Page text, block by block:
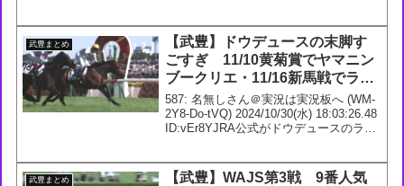
武豊まとめ
【武豊】ドウデュースの末脚す
ごすぎ 11/10黄菊賞でヤマニン
ブークリエ・11/16新馬戦でラッ
キーライラック・ラルクの半妹
ブラックソンソルトに騎乗予定
587: 名無しさん＠実況は実況板へ (WM-
2Y8-Do-tVQ) 2024/10/30(水) 18:03:26.48
ID:vEr8YJRA公式がドウデュースのラス
武豊まとめ
【武豊】WAJS第3戦 9番人気